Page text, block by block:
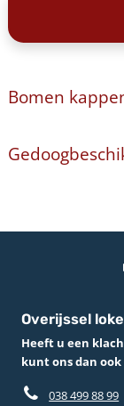
Bomen
Overijssel
Heeft u een
kunt ons dan
038 499 88 99